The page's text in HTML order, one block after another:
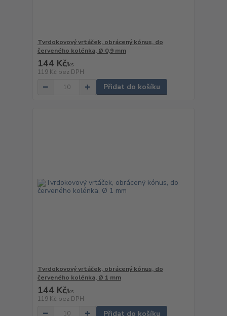
Tvrdokovový vrtáček, obrácený kónus, do
červeného kolénka, Ø 0,9 mm
144 Kč/ks
119 Kč bez DPH
Přidat do košíku
Tvrdokovový vrtáček, obrácený kónus, do
červeného kolénka, Ø 1 mm
144 Kč/ks
119 Kč bez DPH
Přidat do košíku